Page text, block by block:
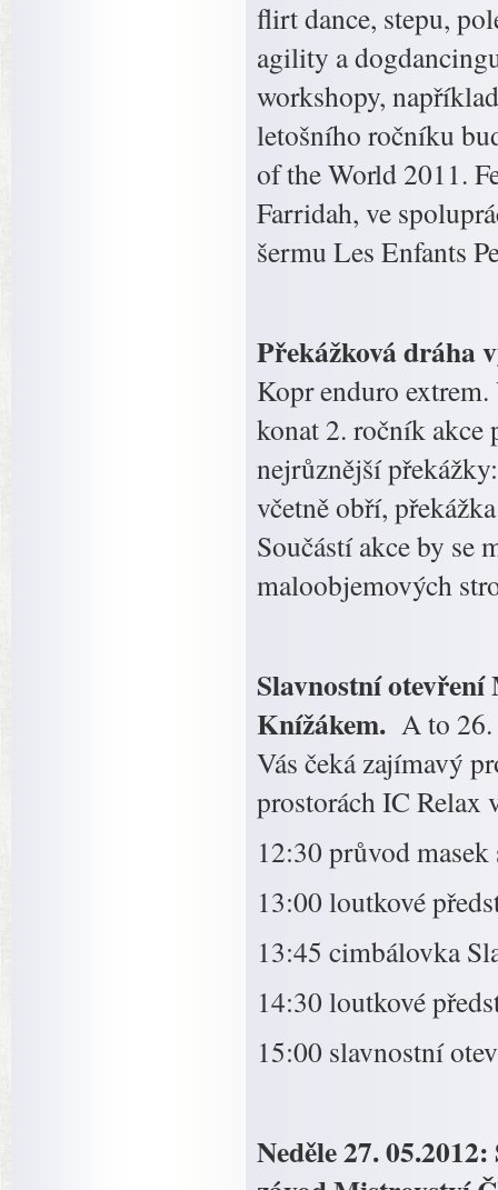
flirt dance, stepu,
agility a
workshopy,
letošního ročníku
of the World 2011.
Farridah, ve
šermu Les Enfants
Překážková dráha
Kopr enduro
konat 2. ročník akce
nejrůznější
včetně obří,
Součástí akce by se
maloobjemových
Slavnostní
Knížákem. A to 26.
Vás čeká zajímavý
prostorách IC Relax
12:30 průvod
13:00 loutkové
13:45 cimbálovka
14:30 loutkové
15:00 slavnostní
Neděle 27.